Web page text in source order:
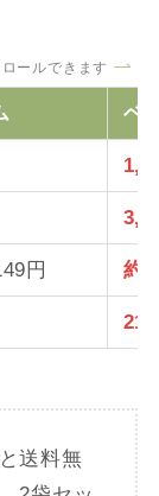
ロールできます
ベ
円 約
送料無